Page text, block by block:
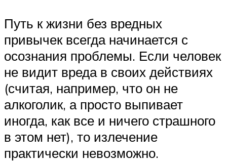
Путь к жизни без вредных
привычек всегда начинается с
осознания проблемы. Если человек
не видит вреда в своих действиях
(считая, например, что он не
алкоголик, а просто выпивает
иногда, как все и ничего страшного
в этом нет), то излечение
практически невозможно.